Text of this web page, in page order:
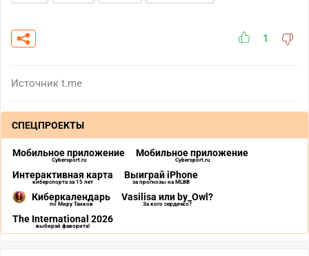
1
Источник t.me
СПЕЦПРОЕКТЫ
Мобильное приложение
Cybersport.ru
Мобильное приложение
Cybersport.ru
Интерактивная карта
киберспорта за 15 лет
Выиграй iPhone
за прогнозы на MLBB
Киберкалендарь
по Миру Танков
Vasilisa или by_Owl?
За кого сердечко?
The International 2026
выбирай фаворита!